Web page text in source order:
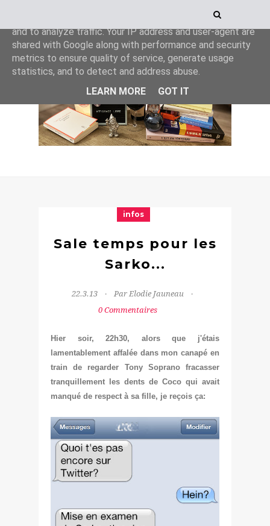
infos
Sale temps pour les
Sarko...
22.3.13
Par Elodie Jauneau
0 Commentaires
Hier soir, 22h30, alors que j'étais
lamentablement affalée dans mon canapé en
train de regarder Tony Soprano fracasser
tranquillement les dents de Coco qui avait
manqué de respect à sa fille, je reçois ça:
This site uses cookies from Google to deliver its services
and to analyze traffic. Your IP address and user-agent are
shared with Google along with performance and security
metrics to ensure quality of service, generate usage
statistics, and to detect and address abuse.
LEARN MORE
GOT IT